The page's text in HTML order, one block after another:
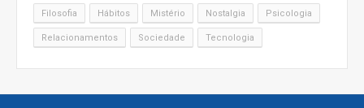
Filosofia Hábitos Mistério Nostalgia Psicologia
Relacionamentos Sociedade Tecnologia